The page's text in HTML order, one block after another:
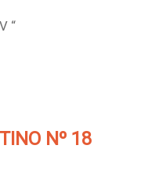
“
Nº 18